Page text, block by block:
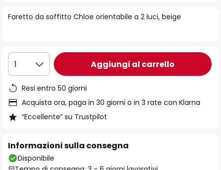
immagini
Faretto da soffitto Chloe orientabile a 2 luci, beige
1 Aggiungi al carrello
Resi entro 50 giorni
Acquista ora, paga in 30 giorni o in 3 rate con Klarna
“Eccellente” su Trustpilot
Informazioni sulla consegna
Disponibile